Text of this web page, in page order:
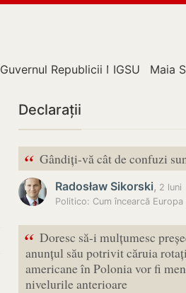
Guvernul Republicii Moldova
IGSU Maia
Declarații
“ Gândiți-vă cât de confuzi
Radosław Sikorski, 2 luni
“ Doresc să-i mulțumesc
anunțul său potrivit căruia
americane în Polonia vor fi
nivelurile anterioare